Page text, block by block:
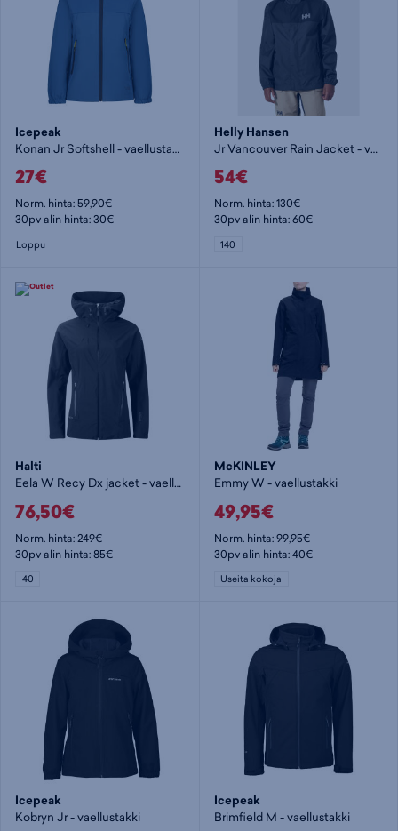
Icepeak
Konan Jr Softshell - vaellustakki
27€
Norm. hinta:59,90€
30pv alin hinta: 30€
Loppu
Helly Hansen
Jr Vancouver Rain Jacket - vaellustakki
54€
Norm. hinta:130€
30pv alin hinta: 60€
140
Halti
Eela W Recy Dx jacket - vaellustakki
76,50€
Norm. hinta:249€
30pv alin hinta: 85€
40
McKINLEY
Emmy W - vaellustakki
49,95€
Norm. hinta:99,95€
30pv alin hinta: 40€
Useita kokoja
Icepeak
Kobryn Jr - vaellustakki
Icepeak
Brimfield M - vaellustakki